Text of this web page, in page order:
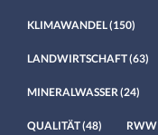
KLIMAWANDEL(150)
LANDWIRTSCHAFT(63)
MINERALWASSER(24)
QUALITÄT(48) RWW